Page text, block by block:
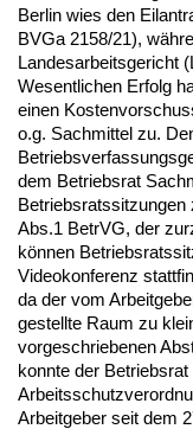
Berlin wies den
BVGa 2158/21),
Landesarbeitsgericht
Wesentlichen Erfolg
einen
o.g. Sachmittel zu.
dem Betriebsrat
Betriebsratssitzungen
Abs.1 BetrVG, der
können
Videokonferenz
da der vom
gestellte Raum zu
vorgeschriebenen
konnte der
Arbeitgeber seit dem